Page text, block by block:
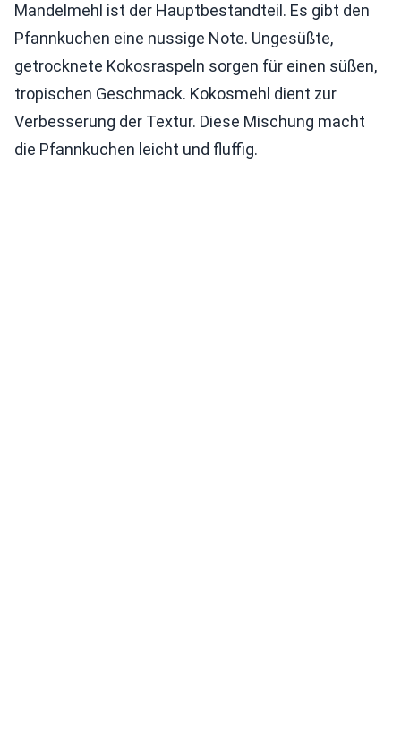
Mandelmehl ist der Hauptbestandteil. Es gibt den
Pfannkuchen eine nussige Note. Ungesüßte,
getrocknete Kokosraspeln sorgen für einen süßen,
tropischen Geschmack. Kokosmehl dient zur
Verbesserung der Textur. Diese Mischung macht
die Pfannkuchen leicht und fluffig.